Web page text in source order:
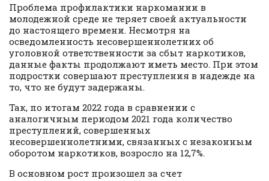
Проблема профилактики наркомании в
молодежной среде не теряет своей актуальности
до настоящего времени. Несмотря на
осведомленность несовершеннолетних об
уголовной ответственности за сбыт наркотиков,
данные факты продолжают иметь место. При этом
подростки совершают преступления в надежде на
то, что не будут задержаны.
Так, по итогам 2022 года в сравнении с
аналогичным периодом 2021 года количество
преступлений, совершенных
несовершеннолетними, связанных с незаконным
оборотом наркотиков, возросло на 12,7%.
В основном рост произошел за счет